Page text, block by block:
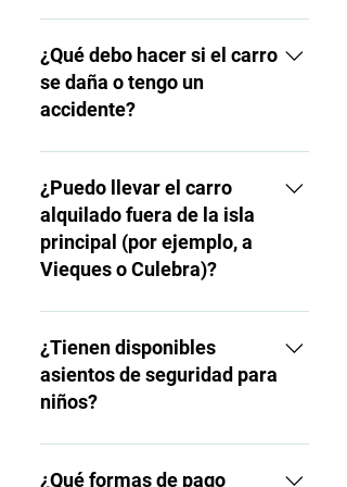
cargo adicional.
Sí, ofrecemos ubicaciones de
entrega flexibles en toda la
isla. Sin embargo, podrían
aplicarse cargos según la
¿Qué debo hacer si el carro
se daña o tengo un
accidente?
Comunícate de inmediato con
nuestro número de asistencia
en carretera disponible las 24
horas (incluido en tu contrato
de alquiler). En caso de
emergencia, llama primero al
911.
¿Puedo llevar el carro
alquilado fuera de la isla
principal (por ejemplo, a
Vieques o Culebra)?
No, los vehículos alquilados en
la isla principal no pueden ser
transportados a Vieques,
Culebra ni a ninguna otra isla
¿Tienen disponibles
asientos de seguridad para
niños?
Sí, ofrecemos asientos de
seguridad para bebés y niños.
¿Qué formas de pago